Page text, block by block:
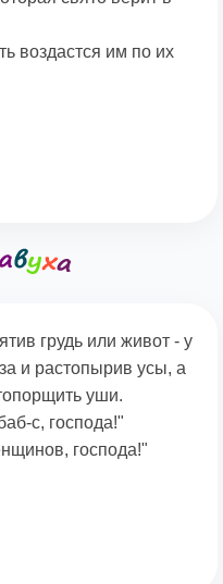
воздастся им по их
грудь или живот - у
и растопырив усы, а
уши.
с, господа!"
господа!"